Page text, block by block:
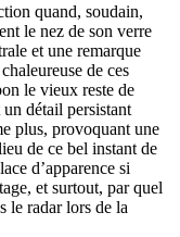
quand, soudain,
le nez de son verre
et une remarque
de ces
le vieux reste de
détail persistant
plus, provoquant une
de ce bel instant de
d’apparence si
et surtout, par quel
le radar lors de la